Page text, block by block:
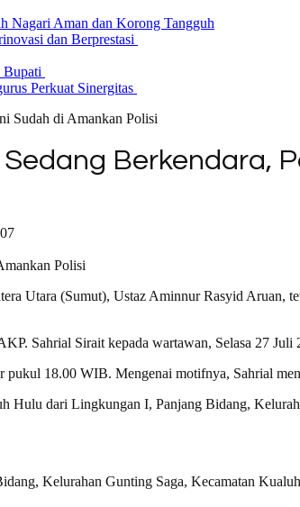
Nagari Aman dan Korong Tangguh
dan Berprestasi
Bupati
Perkuat Sinergitas
Sudah di Amankan Polisi
Berkendara,
Utara (Sumut), Ustaz Aminnur Rasyid Aruan,
Sahrial Sirait kepada wartawan, Selasa 27 Juli
pukul 18.00 WIB. Mengenai motifnya, Sahrial
dari Lingkungan I, Panjang Bidang,
Kelurahan Gunting Saga, Kecamatan